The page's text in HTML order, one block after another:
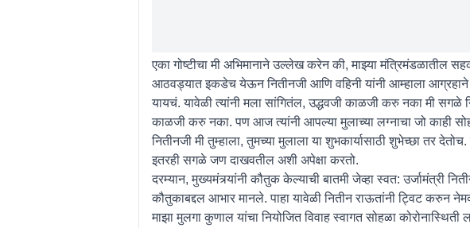
एका गोष्टीचा मी अभिमानाने उल्लेख करेन की, माझ्या मंत्रिमंडळातील
आठवड्यात इकडेच येऊन नितीनजी आणि वहिनी यांनी आम्हाला
यायचं. यावेळी त्यांनी मला सांगितंल, उद्धवजी काळजी करु नका मी
काळजी करु नका. पण आज त्यांनी आपल्या मुलाच्या लग्नाचा जो काही
नितीनजी मी तुम्हाला, तुमच्या मुलाला या शुभकार्यासाठी शुभेच्छा तर
इतरही सगळे जण दाखवतील अशी अपेक्षा करतो.
दरम्यान, मुख्यमंत्र्यांनी कौतुक केल्याची बातमी जेव्हा स्वत: उर्जामंत्री
कौतुकाबद्दल आभार मानले. पाहा यावेळी नितीन राऊतांनी ट्विट करुन
माझा मुलगा कुणाल यांचा नियोजित विवाह स्वागत सोहळा